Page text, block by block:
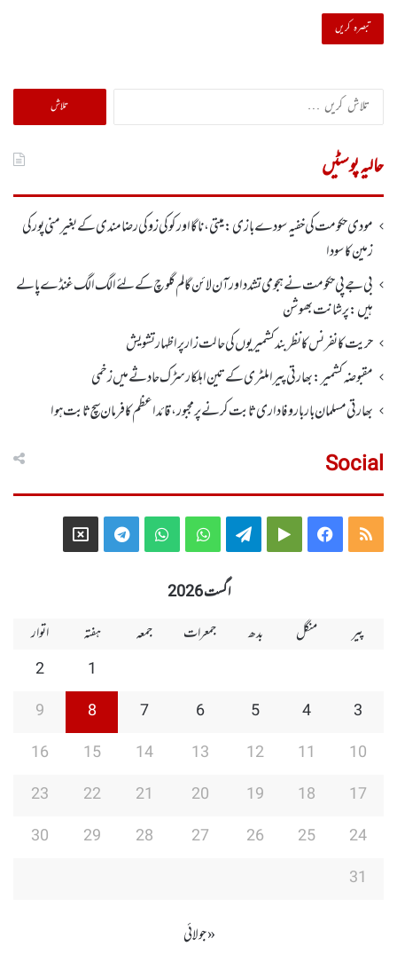
تلاش
کریں
حالیہ پوسٹیں
مودی حکومت کی خفیہ سودے بازی: میتی، ناگا اور کوکی زو کی رضامندی کے بغیر منی پور کی
زمین کا سودا
بی جے پی حکومت نے ہجومی تشدد اورآن لائن گالم گلوچ کے لئے الگ الگ غنڈے پالے
ہیں: پرشانت بھوشن
حریت کانفرنس کا نظر بند کشمیریوں کی حالت زار پر اظہار تشویش
مقبوضہ کشمیر: بھارتی پیرا ملٹری کے تین اہلکار سڑک حادثے میں زخمی
بھارتی مسلمان بار بار وفاداری ثابت کرنے پر مجبور،قائداعظم کا فرمان سچ ثابت ہوا
Social
RSS
Facebook
Google
Telegram
WhatsApp
WhatsApp
Telegram
X
اگست 2026
پیر
منگل بدھ جمعرات جمعہ ہفتہ
اتوار
1
2
3
4
5
6
7
8
9
10
11
12
13
14
15
16
17
18
19
20
21
22
23
24
25
26
27
28
29
30
31
« جولائی